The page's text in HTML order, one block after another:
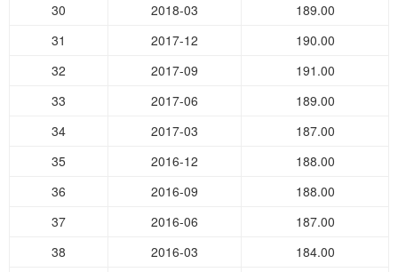
30
2018-03
189.00
31
2017-12
190.00
32
2017-09
191.00
33
2017-06
189.00
34
2017-03
187.00
35
2016-12
188.00
36
2016-09
188.00
37
2016-06
187.00
38
2016-03
184.00